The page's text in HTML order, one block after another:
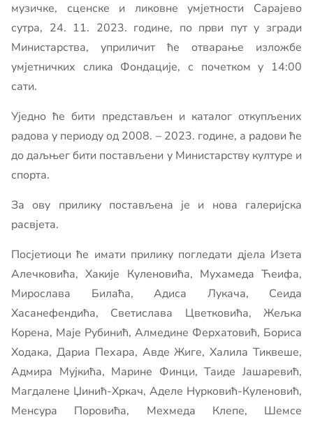
музичке, сценске и ликовне умјетности Сарајево
сутра, 24. 11. 2023. године, по први пут у згради
Министарства, уприличит ће отварање изложбе
умјетничких слика Фондације, с почетком у 14:00
сати.
Уједно ће бити представљен и каталог откупљених
радова у периоду од 2008. – 2023. године, а радови ће
до даљњег бити постављени у Министарству културе и
спорта.
За ову прилику постављена је и нова галеријска
расвјета.
Посјетиоци ће имати прилику погледати дјела Изета
Алечковића, Хакије Куленовића, Мухамеда Ћеифа,
Мирослава Билаћа, Адиса Лукача, Сеида
Хасанефендића, Светислава Цветковића, Жељка
Корена, Маје Рубинић, Алмедине Ферхатовић, Бориса
Ходака, Дариа Пехара, Авде Жиге, Халила Тиквеше,
Адмира Мујкића, Марине Финци, Таиде Јашаревић,
Магдалене Џинић-Хркач, Аделе Нурковић-Куленовић,
Менсура Поровића, Мехмеда Клепе, Шемсе